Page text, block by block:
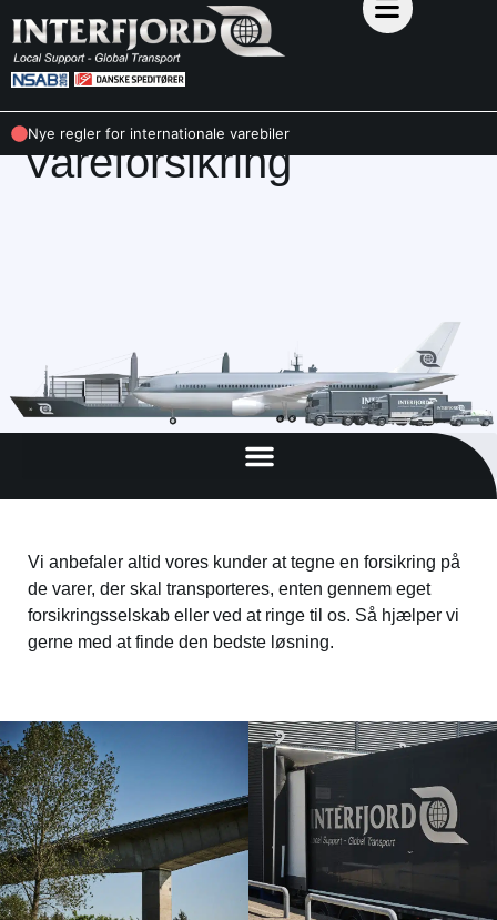
Nye regler for internationale varebiler
NYTTIG INFO
Vareforsikring
Vi anbefaler altid vores kunder at tegne en forsikring på
de varer, der skal transporteres, enten gennem eget
forsikringsselskab eller ved at ringe til os. Så hjælper vi
gerne med at finde den bedste løsning.